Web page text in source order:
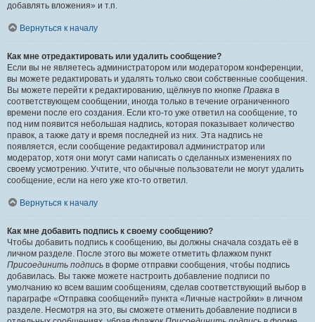
добавлять вложения» и т.п.
Вернуться к началу
Как мне отредактировать или удалить сообщение?
Если вы не являетесь администратором или модератором конференции,
вы можете редактировать и удалять только свои собственные сообщения.
Вы можете перейти к редактированию, щёлкнув по кнопке Правка в
соответствующем сообщении, иногда только в течение ограниченного
времени после его создания. Если кто-то уже ответил на сообщение, то
под ним появится небольшая надпись, которая показывает количество
правок, а также дату и время последней из них. Эта надпись не
появляется, если сообщение редактировал администратор или
модератор, хотя они могут сами написать о сделанных изменениях по
своему усмотрению. Учтите, что обычные пользователи не могут удалить
сообщение, если на него уже кто-то ответил.
Вернуться к началу
Как мне добавить подпись к своему сообщению?
Чтобы добавить подпись к сообщению, вы должны сначала создать её в
личном разделе. После этого вы можете отметить флажком пункт
Присоединить подпись в форме отправки сообщения, чтобы подпись
добавилась. Вы также можете настроить добавление подписи по
умолчанию ко всем вашим сообщениям, сделав соответствующий выбор в
параграфе «Отправка сообщений» пункта «Личные настройки» в личном
разделе. Несмотря на это, вы сможете отменить добавление подписи в